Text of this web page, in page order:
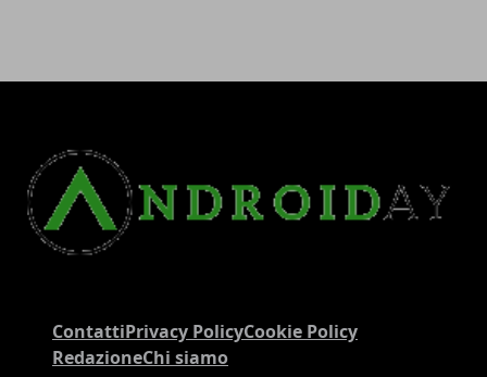
ContattiPrivacy PolicyCookie Policy
RedazioneChi siamo